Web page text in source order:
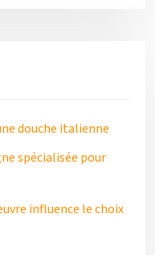
douche italienne
spécialisée pour
influence le choix